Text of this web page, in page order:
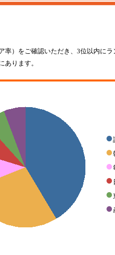
）をご確認いただき、3位以内に
あります。
●
●
●
●
●
●